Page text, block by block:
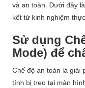
và an toàn. Dưới đây
kết từ kinh nghiệm
Sử dụng
Mode) để
Chế độ an toàn là giải
tính bị treo tại màn